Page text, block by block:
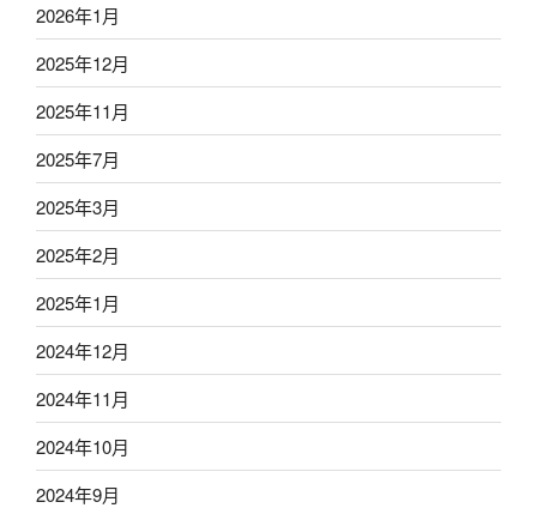
2026年1月
2025年12月
2025年11月
2025年7月
2025年3月
2025年2月
2025年1月
2024年12月
2024年11月
2024年10月
2024年9月